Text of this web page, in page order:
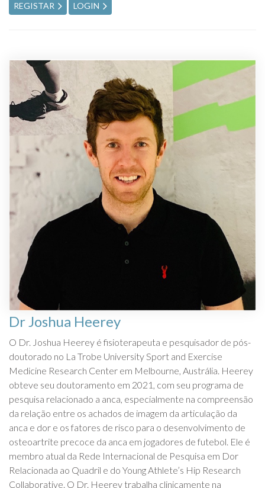
REGISTAR LOGIN
Dr Joshua Heerey
O Dr. Joshua Heerey é fisioterapeuta e pesquisador de pós-
doutorado no La Trobe University Sport and Exercise
Medicine Research Center em Melbourne, Austrália. Heerey
obteve seu doutoramento em 2021, com seu programa de
pesquisa relacionado a anca, especialmente na compreensão
da relação entre os achados de imagem da articulação da
anca e dor e os fatores de risco para o desenvolvimento de
osteoartrite precoce da anca em jogadores de futebol. Ele é
membro atual da Rede Internacional de Pesquisa em Dor
Relacionada ao Quadril e do Young Athlete’s Hip Research
Collaborative. O Dr. Heerey trabalha clinicamente na